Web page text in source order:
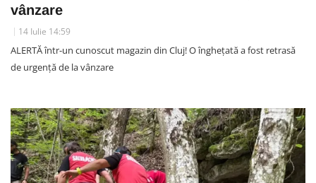
vânzare
14 Iulie 14:59
ALERTĂ într-un cunoscut magazin din Cluj! O înghețată a fost retrasă
de urgență de la vânzare